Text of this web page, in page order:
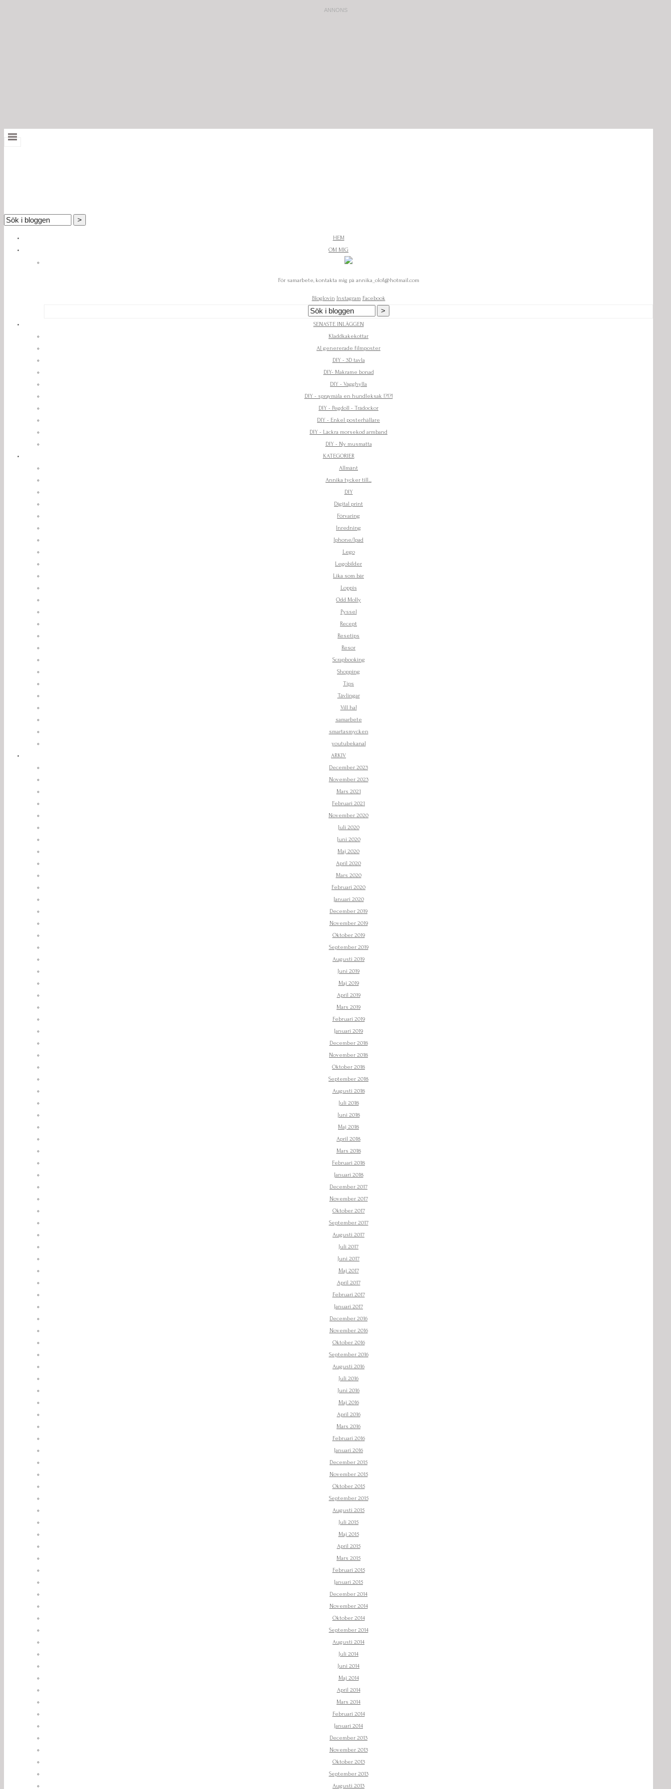
HEM
OM MIG
För samarbete, kontakta mig på annika_olof@hotmail.com
Bloglovin Instagram Facebook
SENASTE INLÄGGEN
Kladdkakekottar
AI genererade filmposter
DIY - 3D tavla
DIY- Makrame bonad
DIY - Vägghylla
DIY - spraymåla en hundleksak !?!?!
DIY - Pegdoll - Trädockor
DIY - Enkel posterhållare
DIY - Läckra morsekod armband
DIY - Ny musmatta
KATEGORIER
Allmänt
Annika tycker till...
DIY
Digital print
Förvaring
Inredning
Iphone/Ipad
Lego
Legobilder
Lika som bär
Loppis
Odd Molly
Pyssel
Recept
Resetips
Resor
Scrapbooking
Shopping
Tips
Tävlingar
Vill ha!
samarbete
smartasmycken
youtubekanal
ARKIV
December 2023
November 2023
Mars 2021
Februari 2021
November 2020
Juli 2020
Juni 2020
Maj 2020
April 2020
Mars 2020
Februari 2020
Januari 2020
December 2019
November 2019
Oktober 2019
September 2019
Augusti 2019
Juni 2019
Maj 2019
April 2019
Mars 2019
Februari 2019
Januari 2019
December 2018
November 2018
Oktober 2018
September 2018
Augusti 2018
Juli 2018
Juni 2018
Maj 2018
April 2018
Mars 2018
Februari 2018
Januari 2018
December 2017
November 2017
Oktober 2017
September 2017
Augusti 2017
Juli 2017
Juni 2017
Maj 2017
April 2017
Februari 2017
Januari 2017
December 2016
November 2016
Oktober 2016
September 2016
Augusti 2016
Juli 2016
Juni 2016
Maj 2016
April 2016
Mars 2016
Februari 2016
Januari 2016
December 2015
November 2015
Oktober 2015
September 2015
Augusti 2015
Juli 2015
Maj 2015
April 2015
Mars 2015
Februari 2015
Januari 2015
December 2014
November 2014
Oktober 2014
September 2014
Augusti 2014
Juli 2014
Juni 2014
Maj 2014
April 2014
Mars 2014
Februari 2014
Januari 2014
December 2013
November 2013
Oktober 2013
September 2013
Augusti 2013